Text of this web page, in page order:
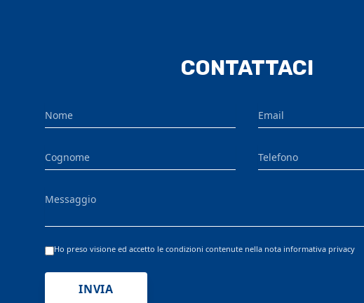
CONTATTACI
Nome Email
Cognome Telefono
Messaggio
Ho preso visione ed accetto le condizioni contenute nella nota informativa privacy
INVIA